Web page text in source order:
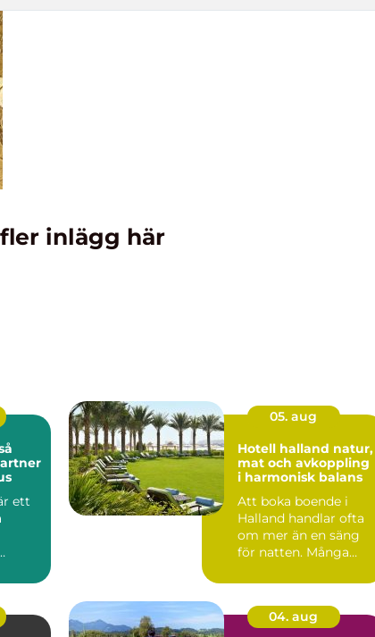
fler inlägg här
ett
05. aug
Hotell halland natur,
mat och avkoppling
i harmonisk balans
Att boka boende i
Halland handlar ofta
om mer än en säng
för natten. Många
n...
04. aug